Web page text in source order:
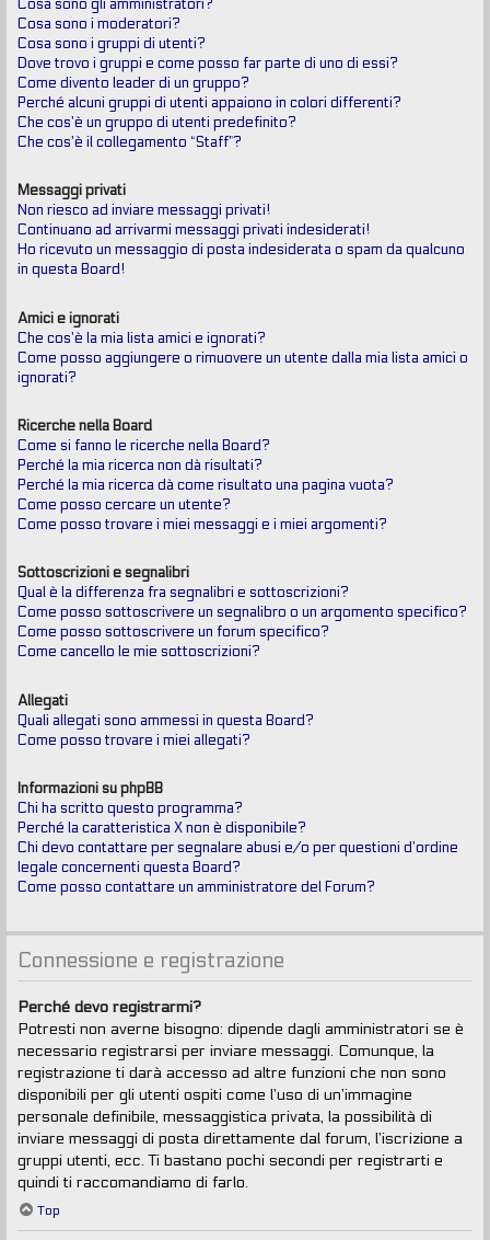
Cosa sono gli amministratori?
Cosa sono i moderatori?
Cosa sono i gruppi di utenti?
Dove trovo i gruppi e come posso far parte di uno di essi?
Come divento leader di un gruppo?
Perché alcuni gruppi di utenti appaiono in colori differenti?
Che cos’è un gruppo di utenti predefinito?
Che cos’è il collegamento “Staff”?
Messaggi privati
Non riesco ad inviare messaggi privati!
Continuano ad arrivarmi messaggi privati indesiderati!
Ho ricevuto un messaggio di posta indesiderata o spam da qualcuno
in questa Board!
Amici e ignorati
Che cos’è la mia lista amici e ignorati?
Come posso aggiungere o rimuovere un utente dalla mia lista amici o
ignorati?
Ricerche nella Board
Come si fanno le ricerche nella Board?
Perché la mia ricerca non dà risultati?
Perché la mia ricerca dà come risultato una pagina vuota?
Come posso cercare un utente?
Come posso trovare i miei messaggi e i miei argomenti?
Sottoscrizioni e segnalibri
Qual è la differenza fra segnalibri e sottoscrizioni?
Come posso sottoscrivere un segnalibro o un argomento specifico?
Come posso sottoscrivere un forum specifico?
Come cancello le mie sottoscrizioni?
Allegati
Quali allegati sono ammessi in questa Board?
Come posso trovare i miei allegati?
Informazioni su phpBB
Chi ha scritto questo programma?
Perché la caratteristica X non è disponibile?
Chi devo contattare per segnalare abusi e/o per questioni d’ordine
legale concernenti questa Board?
Come posso contattare un amministratore del Forum?
Connessione e registrazione
Perché devo registrarmi?
Potresti non averne bisogno: dipende dagli amministratori se è
necessario registrarsi per inviare messaggi. Comunque, la
registrazione ti darà accesso ad altre funzioni che non sono
disponibili per gli utenti ospiti come l’uso di un’immagine
personale definibile, messaggistica privata, la possibilità di
inviare messaggi di posta direttamente dal forum, l’iscrizione a
gruppi utenti, ecc. Ti bastano pochi secondi per registrarti e
quindi ti raccomandiamo di farlo.
Top